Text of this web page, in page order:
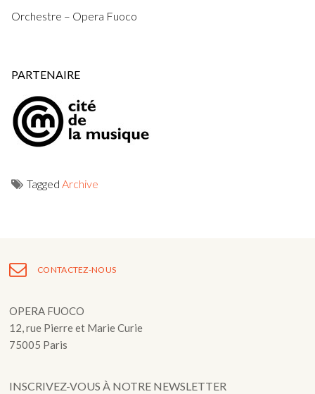
Orchestre – Opera Fuoco
PARTENAIRE
Tagged Archive
l’article
CONTACTEZ-NOUS
OPERA FUOCO
12, rue Pierre et Marie Curie
75005 Paris
INSCRIVEZ-VOUS À NOTRE NEWSLETTER